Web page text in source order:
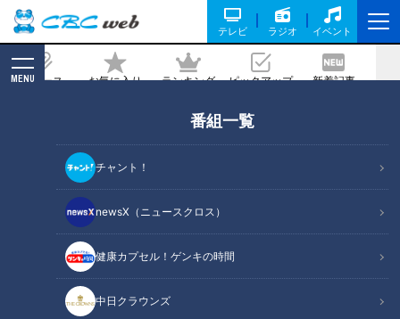
テレビ ラジオ イベント
ニュース お気に入り ランキング ピックアップ 新着記事
MENU
番組一覧
チャント！
newsX（ニュースクロス）
健康カプセル！ゲンキの時間
中日クラウンズ
特別番組
水谷千重子の爆笑珍道中～志摩スペイン